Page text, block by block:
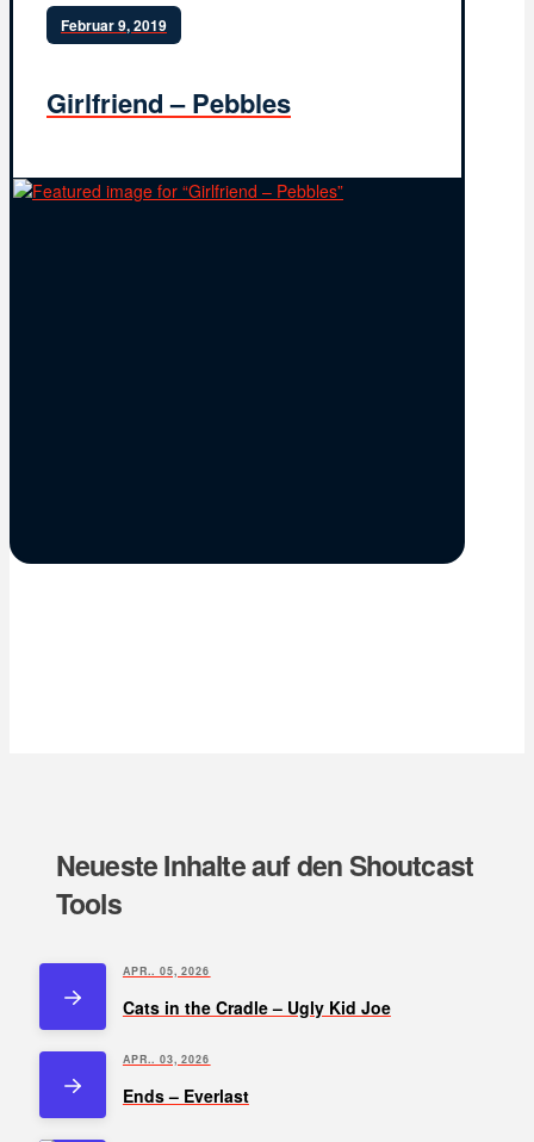
Februar 9, 2019
Girlfriend – Pebbles
Neueste Inhalte auf den Shoutcast
Tools
APR.. 05, 2026
Cats in the Cradle – Ugly Kid Joe
APR.. 03, 2026
Ends – Everlast